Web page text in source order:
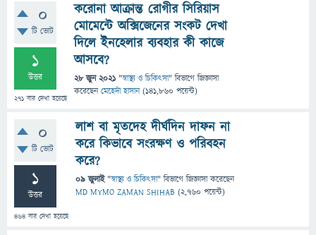
0
টি ভোট
1
উত্তর
271 বার দেখা হয়েছে
করোনা আক্রান্ত রোগীর সিরিয়াস
মোমেন্টে অক্সিজেনের সংকট দেখা
দিলে ইনহেলার ব্যবহার কী কাজে
আসবে?
28 জুন 2021 "স্বাস্থ্য ও চিকিৎসা" বিভাগে জিজ্ঞাসা
করেছেনমেহেদী হাসান (141,860 পয়েন্ট)
0
টি ভোট
1
উত্তর
464 বার দেখা হয়েছে
লাশ বা মৃতদেহ দীর্ঘদিন দাফন না
করে কিভাবে সংরক্ষণ ও পরিবহন
করে?
09 জুলাই "স্বাস্থ্য ও চিকিৎসা" বিভাগে জিজ্ঞাসাকরেছেন
MD MYMO ZAMAN SHIHAB (2,760 পয়েন্ট)